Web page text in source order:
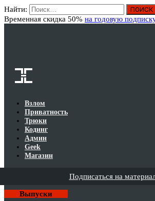
Найти:
Временная скидка 50% на годовую
Взлом
Приватность
Трюки
Кодинг
Админ
Geek
Магазин
Подписаться на
Выпуски